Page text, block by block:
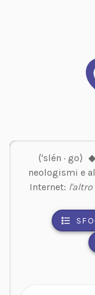
⟨'slén · go⟩ ◆
neologismi e
Internet: